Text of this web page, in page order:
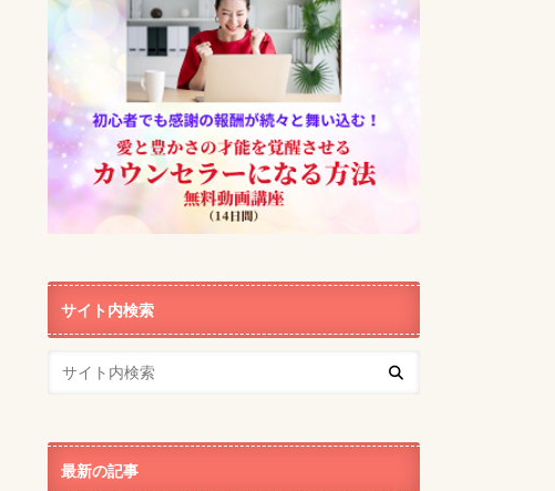
サイト内検索
最新の記事